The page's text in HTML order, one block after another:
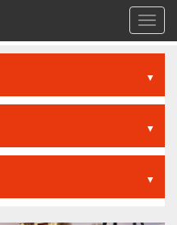
▼
▼
▼